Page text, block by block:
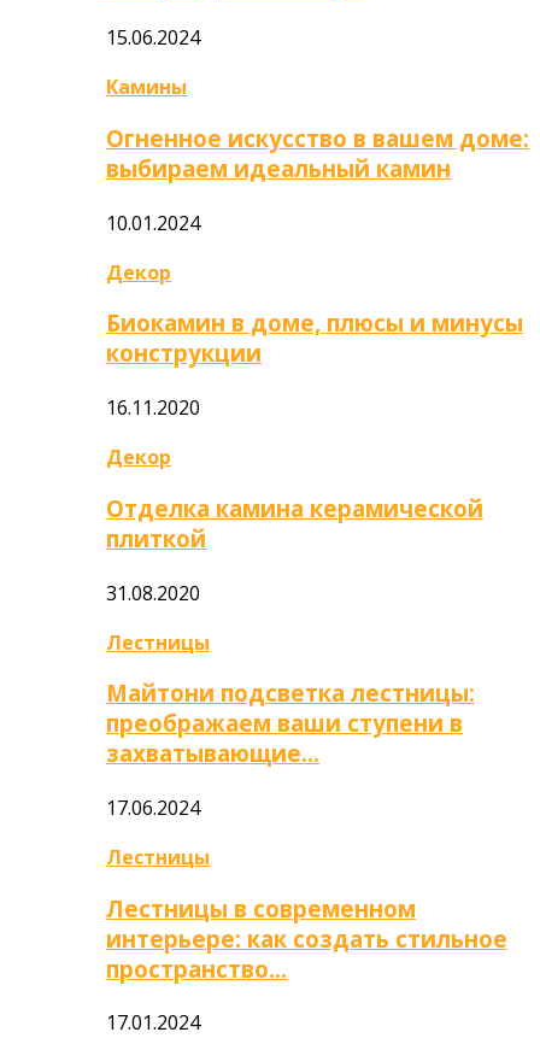
15.06.2024
Камины
Огненное искусство в вашем доме:
выбираем идеальный камин
10.01.2024
Декор
Биокамин в доме, плюсы и минусы
конструкции
16.11.2020
Декор
Отделка камина керамической
плиткой
31.08.2020
Лестницы
Майтони подсветка лестницы:
преображаем ваши ступени в
захватывающие…
17.06.2024
Лестницы
Лестницы в современном
интерьере: как создать стильное
пространство…
17.01.2024